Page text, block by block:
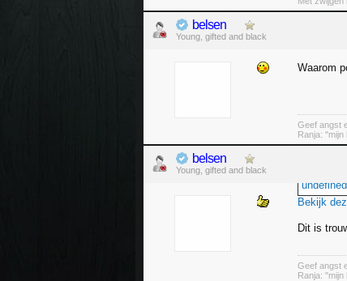
belsen
Young, gifted and black
Waarom
Geef angst
Ranja: "mijn
belsen
Young, gifted and black
Bekijk
Dit is
Geef angst
Ranja: "mijn